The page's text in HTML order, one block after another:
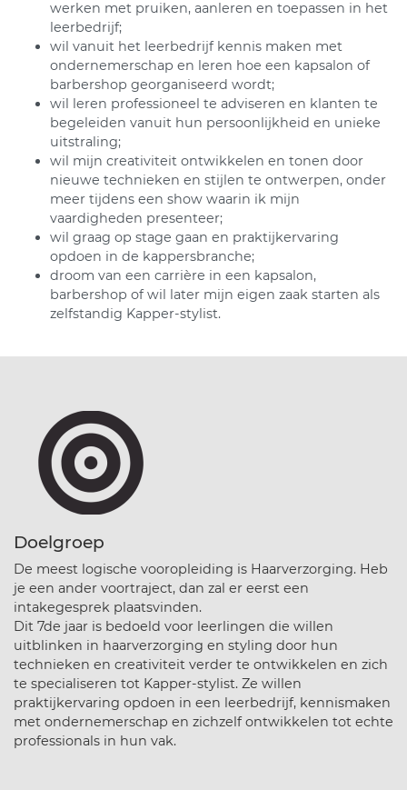
werken met pruiken, aanleren en toepassen in het
leerbedrijf;
wil vanuit het leerbedrijf kennis maken met
ondernemerschap en leren hoe een kapsalon of
barbershop georganiseerd wordt;
wil leren professioneel te adviseren en klanten te
begeleiden vanuit hun persoonlijkheid en unieke
uitstraling;
wil mijn creativiteit ontwikkelen en tonen door
nieuwe technieken en stijlen te ontwerpen, onder
meer tijdens een show waarin ik mijn
vaardigheden presenteer;
wil graag op stage gaan en praktijkervaring
opdoen in de kappersbranche;
droom van een carrière in een kapsalon,
barbershop of wil later mijn eigen zaak starten als
zelfstandig Kapper-stylist.
Doelgroep
De meest logische vooropleiding is Haarverzorging. Heb
je een ander voortraject, dan zal er eerst een
intakegesprek plaatsvinden.
Dit 7de jaar is bedoeld voor leerlingen die willen
uitblinken in haarverzorging en styling door hun
technieken en creativiteit verder te ontwikkelen en zich
te specialiseren tot Kapper-stylist. Ze willen
praktijkervaring opdoen in een leerbedrijf, kennismaken
met ondernemerschap en zichzelf ontwikkelen tot echte
professionals in hun vak.